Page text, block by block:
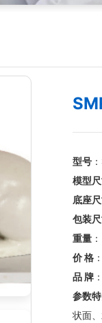
型号
模型
底座
包装
重量 ：
价 格
品 牌
参数
状面、